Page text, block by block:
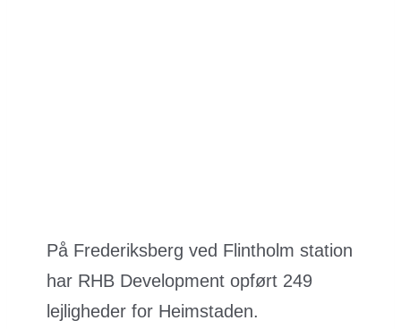
På Frederiksberg ved Flintholm station
har RHB Development opført 249
lejligheder for Heimstaden.